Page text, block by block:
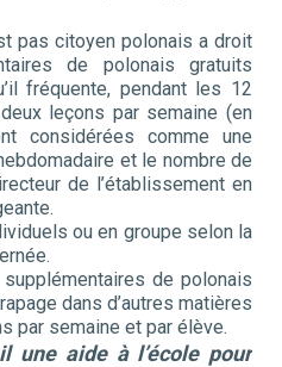
pas citoyen polonais a droit
de polonais gratuits
fréquente, pendant les 12
leçons par semaine (en
considérées comme une
et le nombre de
de l’établissement en
ou en groupe selon la
de polonais
dans d’autres matières
par semaine et par élève.
une aide à l’école pour